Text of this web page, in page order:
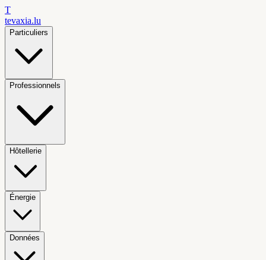
T
tevaxia.lu
Particuliers
Professionnels
Hôtellerie
Énergie
Données